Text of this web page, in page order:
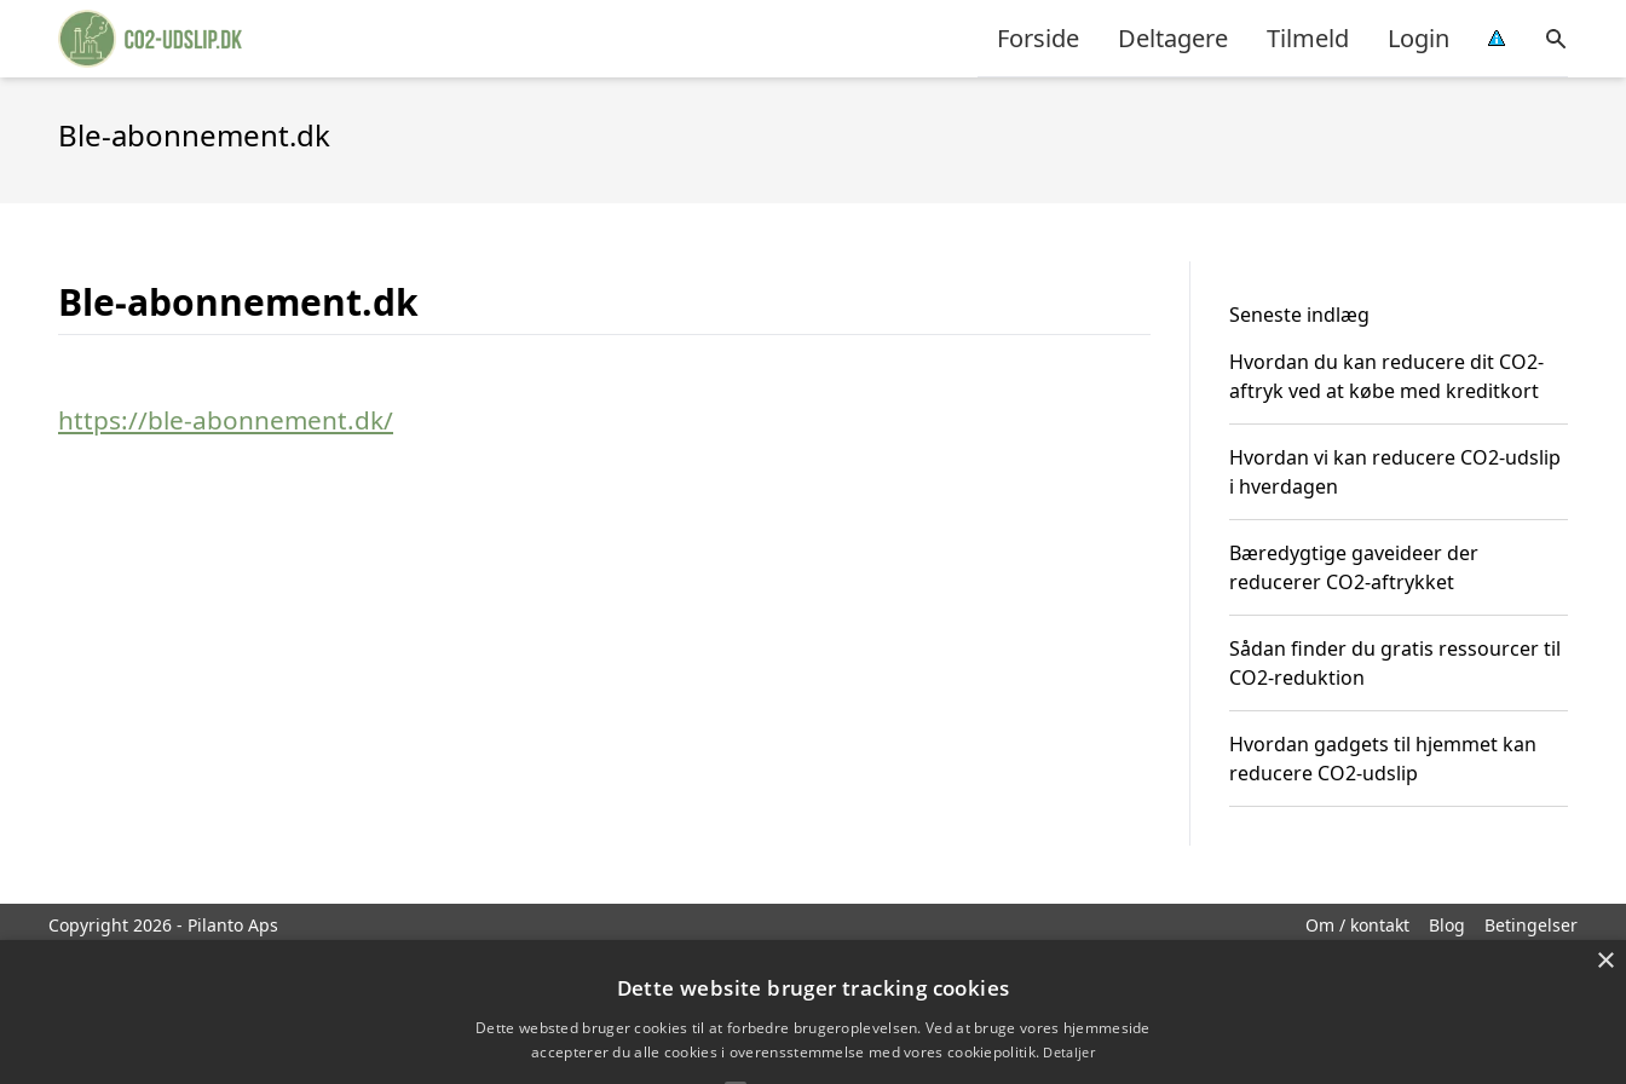
Forside Deltagere Tilmeld Login
Ble-abonnement.dk
Ble-abonnement.dk
https://ble-abonnement.dk/
Seneste indlæg
Hvordan du kan reducere dit CO2-
aftryk ved at købe med kreditkort
Hvordan vi kan reducere CO2-udslip
i hverdagen
Bæredygtige gaveideer der
reducerer CO2-aftrykket
Sådan finder du gratis ressourcer til
CO2-reduktion
Hvordan gadgets til hjemmet kan
reducere CO2-udslip
Copyright 2026 - Pilanto Aps Om / kontakt Blog Betingelser
×
Dette website bruger tracking cookies
Dette websted bruger cookies til at forbedre brugeroplevelsen. Ved at bruge vores hjemmeside
accepterer du alle cookies i overensstemmelse med vores cookiepolitik. Detaljer